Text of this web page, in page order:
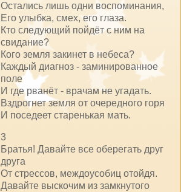
Остались лишь одни воспоминания,
Его улыбка, смех, его глаза.
Кто следующий пойдёт с ним на
свидание?
Кого земля закинет в небеса?
Каждый диагноз - заминированное
поле
И где рванёт - врачам не угадать.
Вздрогнет земля от очередного горя
И поседеет старенькая мать.
3
Братья! Давайте все оберегать друг
друга
От стрессов, междоусобиц отойдя.
Давайте выскочим из замкнутого